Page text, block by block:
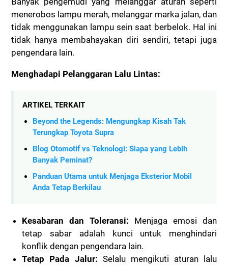
menerobos lampu merah, melanggar marka jalan, dan
tidak menggunakan lampu sein saat berbelok. Hal ini
tidak hanya membahayakan diri sendiri, tetapi juga
pengendara lain.
Menghadapi Pelanggaran Lalu Lintas:
ARTIKEL TERKAIT
Beyond the Legends: Mengungkap Kisah Tak
Terungkap Toyota Supra
Blog Otomotif vs Teknologi: Siapa yang Lebih
Banyak Peminat?
Panduan Utama untuk Menjaga Eksterior Mobil
Anda Tetap Berkilau
Kesabaran dan Toleransi: Menjaga emosi dan
tetap sabar adalah kunci untuk menghindari
konflik dengan pengendara lain.
Tetap Pada Jalur: Selalu mengikuti aturan lalu